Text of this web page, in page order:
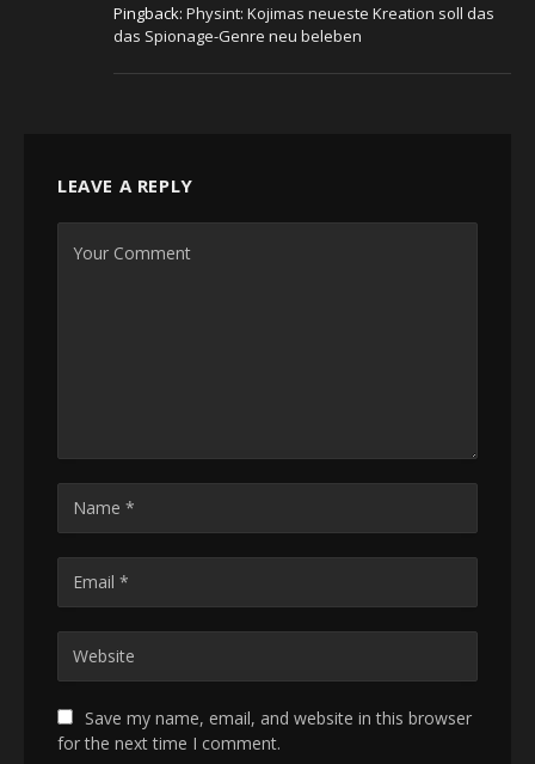
Pingback: Physint: Kojimas neueste Kreation soll das
das Spionage-Genre neu beleben
LEAVE A REPLY
Save my name, email, and website in this browser
for the next time I comment.